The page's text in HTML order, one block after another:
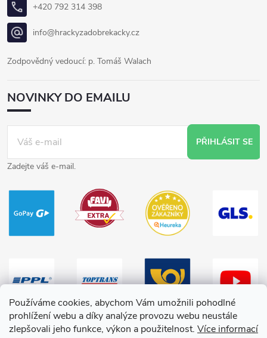
Používáme cookies, abychom Vám umožnili pohodlné
prohlížení webu a díky analýze provozu webu neustále
zlepšovali jeho funkce, výkon a použitelnost. Více informací
+420 792 314 398
info@hrackyzadobrekacky.cz
Zodpovědný vedoucí: p. Tomáš Walach
NOVINKY DO EMAILU
PŘIHLÁSIT SE
Zadejte váš e-mail.